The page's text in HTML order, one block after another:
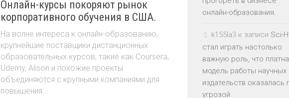
Онлайн-курсы покоряют рынок
корпоративного обучения в США.
На волне интереса к онлайн-образованию,
крупнейшие поставщики дистанционных
образовательных курсов, такие как Coursera,
Udemy, Alison и похожие проекты
объединяются с крупными компаниями для
повышения...
онлайн-образования.
k155la3 к записи Sci-
стал играть настолько
важную роль, что
модель работы научных
издательств оказалась
угрозой